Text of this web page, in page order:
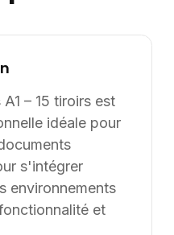
en termes de
feuille blanche,
et ajusté selon les
– 15 tiroirs est
idéale pour
s'intégrer
environnements
et